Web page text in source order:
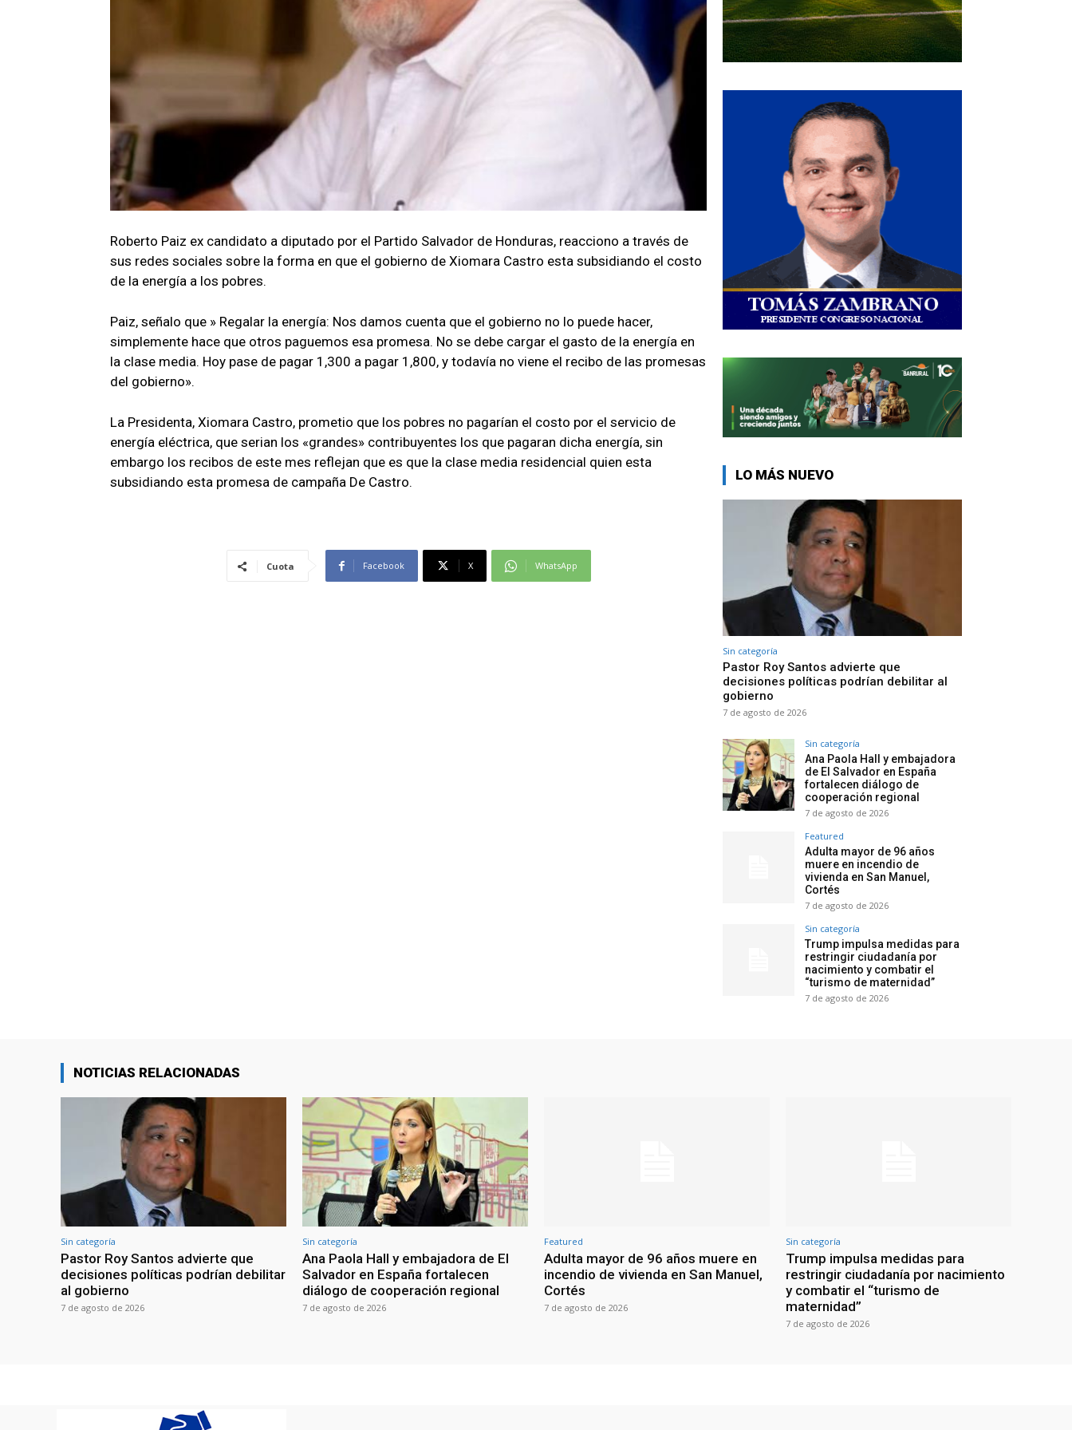
Roberto Paiz ex candidato a diputado por el Partido Salvador de Honduras, reacciono a través de
sus redes sociales sobre la forma en que el gobierno de Xiomara Castro esta subsidiando el costo
de la energía a los pobres.
Paiz, señalo que » Regalar la energía: Nos damos cuenta que el gobierno no lo puede hacer,
simplemente hace que otros paguemos esa promesa. No se debe cargar el gasto de la energía en
la clase media. Hoy pase de pagar 1,300 a pagar 1,800, y todavía no viene el recibo de las promesas
del gobierno».
La Presidenta, Xiomara Castro, prometio que los pobres no pagarían el costo por el servicio de
energía eléctrica, que serian los «grandes» contribuyentes los que pagaran dicha energía, sin
embargo los recibos de este mes reflejan que es que la clase media residencial quien esta
subsidiando esta promesa de campaña De Castro.
Cuota Facebook X WhatsApp
LO MÁS NUEVO
Sin categoría
Pastor Roy Santos advierte que
decisiones políticas podrían debilitar al
gobierno
7 de agosto de 2026
Sin categoría
Ana Paola Hall y embajadora
de El Salvador en España
fortalecen diálogo de
cooperación regional
7 de agosto de 2026
Featured
Adulta mayor de 96 años
muere en incendio de
vivienda en San Manuel,
Cortés
7 de agosto de 2026
Sin categoría
Trump impulsa medidas para
restringir ciudadanía por
nacimiento y combatir el
“turismo de maternidad”
7 de agosto de 2026
NOTICIAS RELACIONADAS
Sin categoría
Pastor Roy Santos advierte que
decisiones políticas podrían debilitar
al gobierno
7 de agosto de 2026
Sin categoría
Ana Paola Hall y embajadora de El
Salvador en España fortalecen
diálogo de cooperación regional
7 de agosto de 2026
Featured
Adulta mayor de 96 años muere en
incendio de vivienda en San Manuel,
Cortés
7 de agosto de 2026
Sin categoría
Trump impulsa medidas para
restringir ciudadanía por nacimiento
y combatir el “turismo de
maternidad”
7 de agosto de 2026